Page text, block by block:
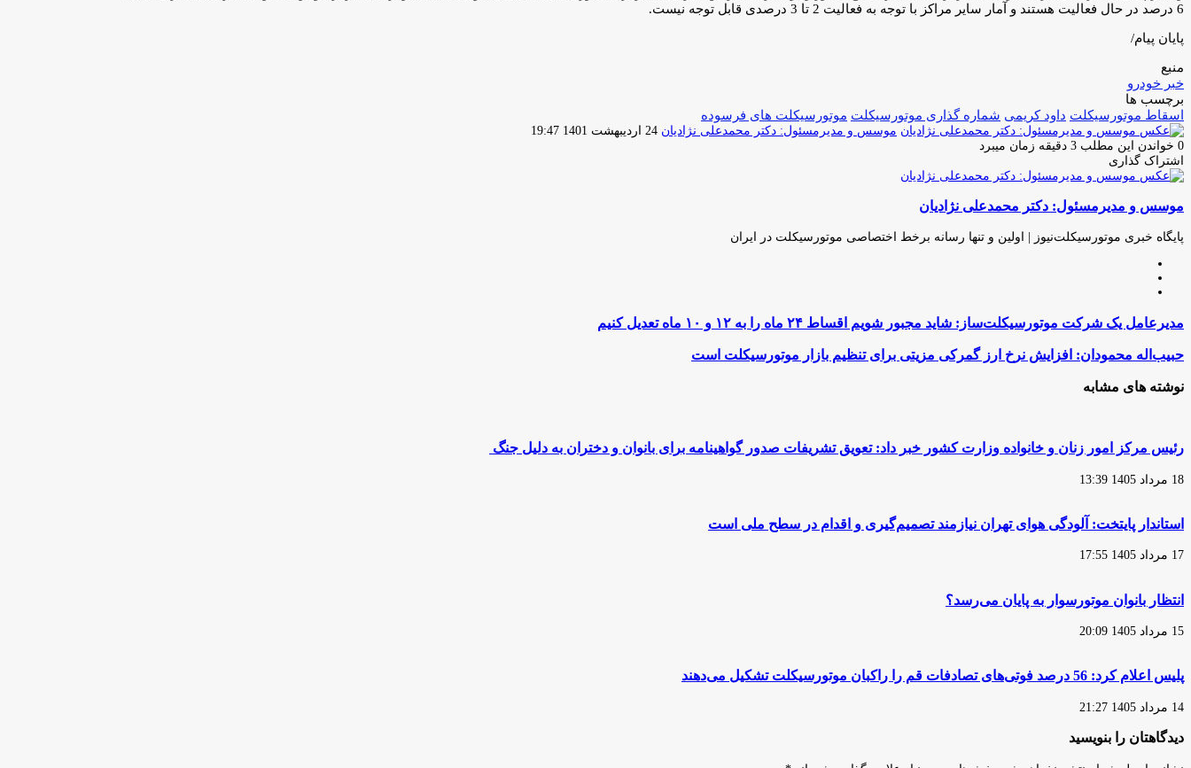
6 درصد در حال فعالیت هستند و آمار سایر مراکز با توجه به فعالیت 2 تا 3 درصدی قابل توجه نیست.
پایان پیام/
منبع
خبر خودرو
برچسب ها
اسقاط موتورسیکلت داود کریمی شماره گذاری موتورسیکلت موتورسیکلت های فرسوده
موسس و مدیرمسئول: دکتر محمدعلی نژادیان ارسال
24 اردیبهشت 1401 19:47
0 خواندن این مطلب 3 دقیقه زمان میبرد
اشتراک گذاری
فیس
توئیتر
لینکدین
واتس
تلگرام
اشتراک
از
ایمیل
چاپ
موسس و مدیرمسئول: دکتر محمدعلی نژادیان
پایگاه خبری موتورسیکلت‌نیوز | اولین و تنها رسانه برخط اختصاصی موتورسیکلت در ایران
مدیرعامل
شرکت
موتورسیکلت‌ساز:
شاید
مجبور
۲۴
ماه
به
و
۱۰
تعدیل
مدیرعامل یک شرکت موتورسیکلت‌ساز: شاید مجبور شویم اقساط ۲۴ ماه را به ۱۲ و ۱۰ ماه تعدیل کنیم
حبیب‌اله
افزایش
نرخ
مزیتی
برای
تنظیم
بازار
است
حبیب‌اله محمودان: افزایش نرخ ارز گمرکی مزیتی برای تنظیم بازار موتورسیکلت است
نوشته های مشابه
رئیس مرکز امور زنان و خانواده وزارت کشور خبر داد: تعویق تشریفات صدور گواهینامه برای بانوان و دختران به دلیل جنگ
18 مرداد 1405 13:39
استاندار پایتخت: آلودگی هوای تهران نیازمند تصمیم‌گیری و اقدام در سطح ملی است
17 مرداد 1405 17:55
انتظار بانوان موتورسوار به پایان می‌رسد؟
15 مرداد 1405 20:09
پلیس اعلام کرد: 56 درصد فوتی‌های تصادفات قم را راکبان موتورسیکلت تشکیل می‌دهند
14 مرداد 1405 21:27
دیدگاهتان را بنویسید